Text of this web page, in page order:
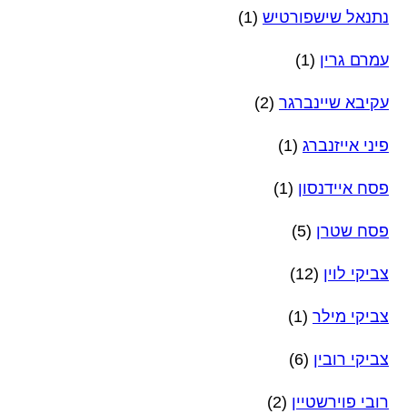
נתנאל שישפורטיש (1)
עמרם גרין (1)
עקיבא שיינברגר (2)
פיני אייזנברג (1)
פסח איידנסון (1)
פסח שטרן (5)
צביקי לוין (12)
צביקי מילר (1)
צביקי רובין (6)
רובי פוירשטיין (2)